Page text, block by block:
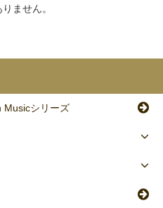
ません。
Musicシリーズ